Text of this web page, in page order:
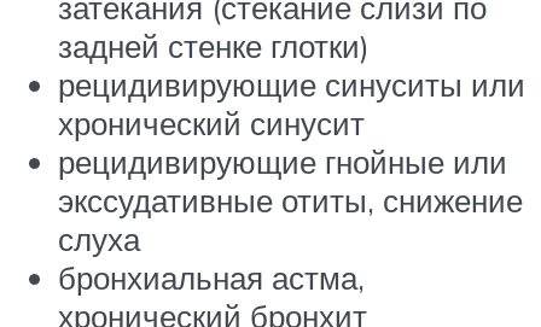
задней стенке глотки)
рецидивирующие синуситы или
хронический синусит
рецидивирующие гнойные или
экссудативные отиты, снижение
слуха
бронхиальная астма,
хронический бронхит